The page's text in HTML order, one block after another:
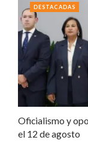
Oficialismo y
el 12 de agosto
DESTACADAS